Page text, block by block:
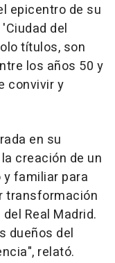
epicentro de su
del
títulos, son
los años 50 y
convivir y
en su
creación de un
familiar para
transformación
Real Madrid.
dueños del
relató.